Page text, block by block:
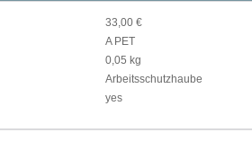
33,00 €
A PET
0,05 kg
Arbeitsschutzhaube
yes